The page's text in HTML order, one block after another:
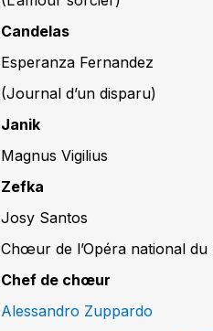
Candelas
Esperanza Fernandez
(Journal d’un disparu)
Janik
Magnus Vigilius
Zefka
Josy Santos
Chœur de l’Opéra national du
Chef de chœur
Alessandro Zuppardo